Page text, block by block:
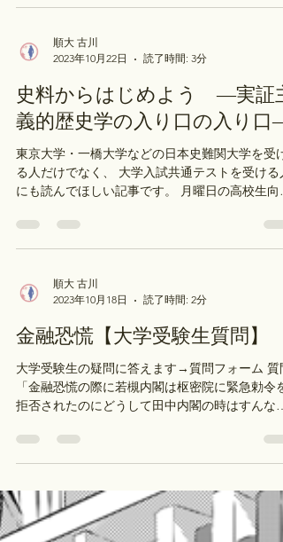
義・国権論 ・貨幣経済 受験生からの質問と回答
改革について書かなければいけなさそうな部分が
あり、それを参考書で調べていたのですが、...
順大 古川
史料からはじめよう ―実証主
義的歴史学の入り口の入り口―
東京大学・一橋大学などの日本史難関大学を受け
る人だけでなく、 大学入試共通テストを受ける人
「日本史クラブ」では、自由民権運動に関わる史
料と、 一見してそれらの史料とは無関係で、時代
も違う史料を読んでもらって、...
順大 古川
2023年10月18日
読了時間: 2分
金融恐慌【大学受験生質問】
大学受験生の疑問に答えます→質問フォーム 質問
「金融恐慌の際に若槻内閣は枢密院に緊急勅令を
日銀の救済がうけりたんですか？」 第１次若槻内
閣は憲政党で、幣原外相の協調外交路線やん。...